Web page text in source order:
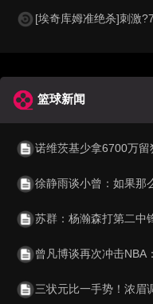
[埃奇库姆准绝杀]刺激?76人新秀埃奇
篮球新闻
诺维茨基少拿6700万留独行侠
徐静雨谈小曾：如果那么简
苏群：杨瀚森打第二中锋这
曾凡博谈再次冲击NBA：三年
三状元比一手势！浓眉调侃